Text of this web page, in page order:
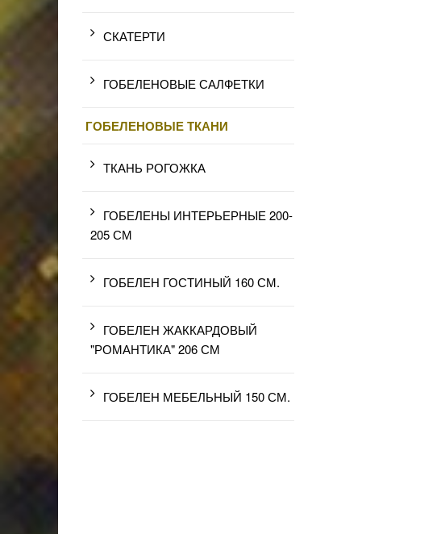
СКАТЕРТИ
ГОБЕЛЕНОВЫЕ САЛФЕТКИ
ГОБЕЛЕНОВЫЕ ТКАНИ
ТКАНЬ РОГОЖКА
ГОБЕЛЕНЫ ИНТЕРЬЕРНЫЕ 200-
205 СМ
ГОБЕЛЕН ГОСТИНЫЙ 160 СМ.
ГОБЕЛЕН ЖАККАРДОВЫЙ
"РОМАНТИКА" 206 СМ
ГОБЕЛЕН МЕБЕЛЬНЫЙ 150 СМ.